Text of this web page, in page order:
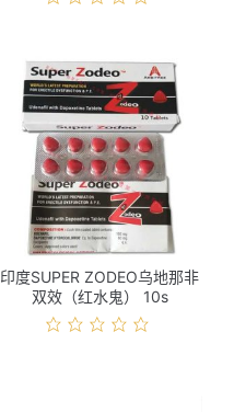
印度SUPER ZODEO乌地那非
双效（红水鬼） 10s